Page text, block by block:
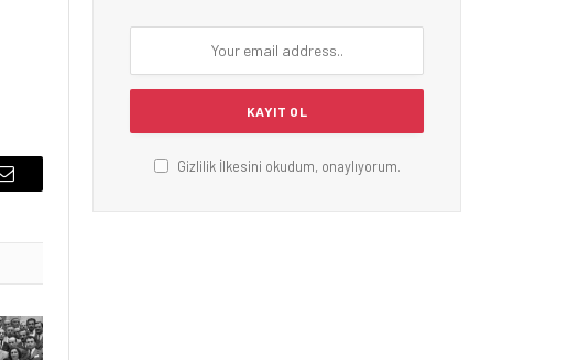
Email
Gizlilik İlkesini okudum, onaylıyorum.